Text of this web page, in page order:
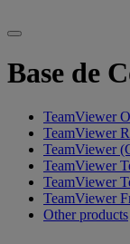
Base de
TeamViewer
TeamViewer
TeamViewer
TeamViewer
TeamViewer
TeamViewer
Other products